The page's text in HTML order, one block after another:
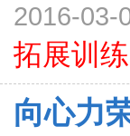
2016-
拓展训练
向心力